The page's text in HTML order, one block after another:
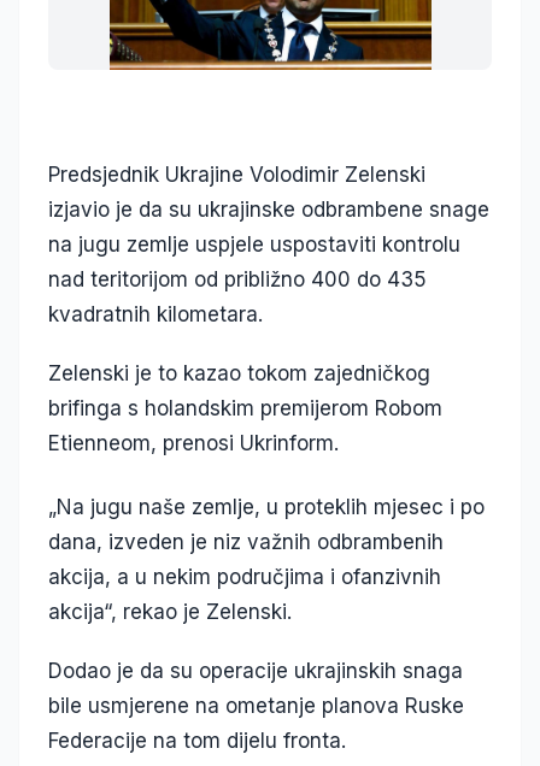
Predsjednik Ukrajine Volodimir Zelenski
izjavio je da su ukrajinske odbrambene snage
na jugu zemlje uspjele uspostaviti kontrolu
nad teritorijom od približno 400 do 435
kvadratnih kilometara.
Zelenski je to kazao tokom zajedničkog
brifinga s holandskim premijerom Robom
Etienneom, prenosi Ukrinform.
„Na jugu naše zemlje, u proteklih mjesec i po
dana, izveden je niz važnih odbrambenih
akcija, a u nekim područjima i ofanzivnih
akcija“, rekao je Zelenski.
Dodao je da su operacije ukrajinskih snaga
bile usmjerene na ometanje planova Ruske
Federacije na tom dijelu fronta.